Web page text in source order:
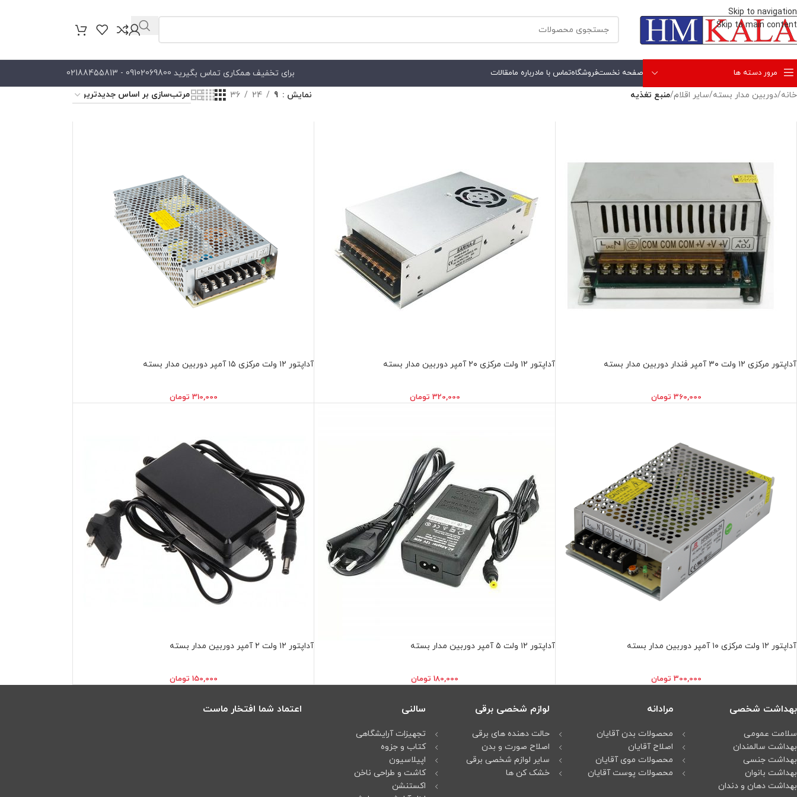
Skip to navigation
Skip to main content
مرور دسته ها صفحه نخستفروشگاهتماس با مادرباره مامقالات
برای تخفیف همکاری تماس بگیرید 09102069800 - 02188455813
خانه/دوربين مدار بسته/ساير اقلام/منبع تغذيه نمایش 9
24
36
آداپتور مرکزی ۱۲ ولت ۳۰ آمپر فندار دوربين مدار بسته
360,000 تومان
آداپتور ۱۲ ولت مرکزی ۲۰ آمپر دوربين مدار بسته
320,000 تومان
آداپتور ۱۲ ولت مرکزی ۱۵ آمپر دوربين مدار بسته
310,000 تومان
آداپتور ۱۲ ولت مرکزی ۱۰ آمپر دوربين مدار بسته
300,000 تومان
آداپتور ۱۲ ولت ۵ آمپر دوربين مدار بسته
180,000 تومان
آداپتور ۱۲ ولت ۲ آمپر دوربين مدار بسته
150,000 تومان
بهداشت شخصی
سلامت عمومی
بهداشت سالمندان
بهداشت جنسی
بهداشت بانوان
بهداشت دهان و دندان
مرادانه
محصولات بدن آقایان
اصلاح آقایان
محصولات موی آقایان
محصولات پوست آقایان
لوازم شخصی برقی
حالت دهنده های برقی
اصلاح صورت و بدن
سایر لوازم شخصی برقی
خشک کن ها
سالنی
تجهیزات آرایشگاهی
کتاب و جزوه
اپیلاسیون
کاشت و طراحی ناخن
اکستنشن
اعتماد شما افتخار ماست